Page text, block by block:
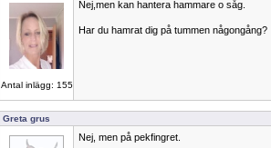
Antal inlägg: 155
Nej,men kan hantera hammare o såg.
Har du hamrat dig på tummen någongång?
Greta grus
Nej, men på pekfingret.